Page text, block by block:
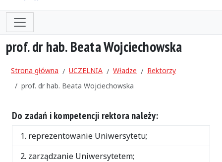
prof. dr hab. Beata Wojciechowska
Strona główna UCZELNIA Władze
Rektorzy
prof. dr hab. Beata Wojciechowska
Do zadań i kompetencji rektora należy:
reprezentowanie Uniwersytetu;
zarządzanie Uniwersytetem;